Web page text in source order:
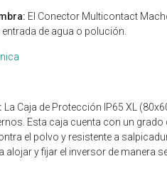
El Conector Multicontact
de agua o polución.
La Caja de Protección IP65 XL
Esta caja cuenta con un grado
el polvo y resistente a
y fijar el inversor de manera